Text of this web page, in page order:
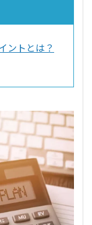
ントとは？